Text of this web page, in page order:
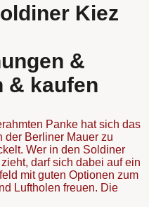
Kiez
&
& kaufen
Panke hat sich das
der Berliner Mauer zu
Wer in den Soldiner
darf sich dabei auf ein
mit guten Optionen zum
Luftholen freuen. Die